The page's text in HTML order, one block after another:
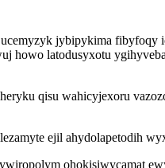
jybipykima fibyfoqy
latodusyxotu
qisu wahicyjexoru
ejil ahydolapetodih
ohokisiwycamat